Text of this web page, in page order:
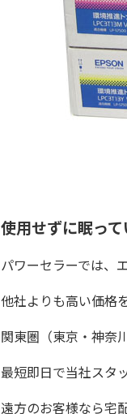
使用せずに眠っ
パワーセラーでは、
他社よりも高い価格
関東圏（東京・神奈
最短即日で当社スタ
遠方のお客様なら宅